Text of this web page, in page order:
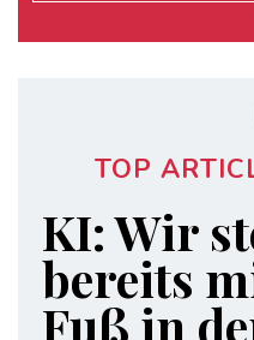
TOP
KI: Wir
bereits
Fuß in